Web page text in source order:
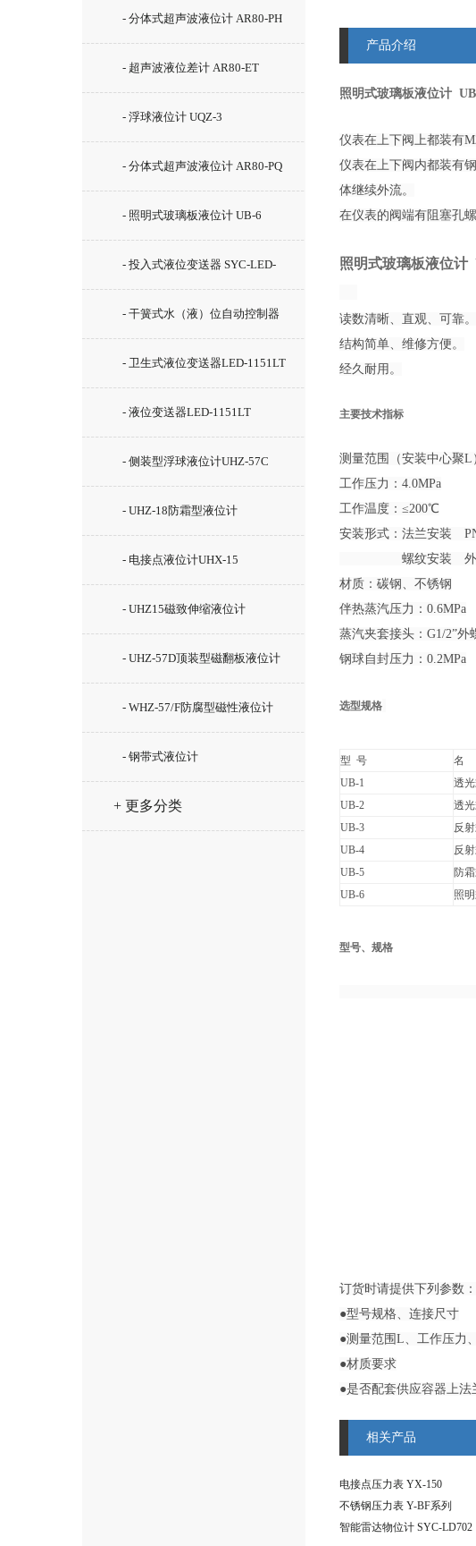
- 分体式超声波液位计 AR80-PH
- 超声波液位差计 AR80-ET
- 浮球液位计 UQZ-3
- 分体式超声波液位计 AR80-PQ
- 照明式玻璃板液位计 UB-6
- 投入式液位变送器 SYC-LED-
2000
- 干簧式水（液）位自动控制器
GSK-2C
- 卫生式液位变送器LED-1151LT
- 液位变送器LED-1151LT
- 侧装型浮球液位计UHZ-57C
- UHZ-18防霜型液位计
- 电接点液位计UHX-15
- UHZ15磁致伸缩液位计
- UHZ-57D顶装型磁翻板液位计
- WHZ-57/F防腐型磁性液位计
- 钢带式液位计
+ 更多分类
产品介绍
照明式玻璃板液位计
仪表在上下阀上都装有
仪表在上下阀内都装有
体继续外流。
在仪表的阀端有阻塞孔
照明式玻璃板液位计
读数清晰、直观、可靠。
结构简单、维修方便。
经久耐用。
主要技术指标
测量范围（安装中心聚L
工作压力：4.0MPa
工作温度：≤200℃
安装形式：法兰安装
螺纹安装 外螺纹
材质：碳钢、不锈钢
伴热蒸汽压力：0.6MPa
蒸汽夹套接头：G1/2”外
钢球自封压力：0.2MPa
选型规格
型 号 名
UB-1
透
UB-2
透
UB-3
反
UB-4
反
UB-5
防
UB-6
照
型号、规格
订货时请提供下列参数：
●型号规格、连接尺寸
●测量范围L、工作压力
●材质要求
●是否配套供应容器上
相关产品
电接点压力表 YX-150
不锈钢压力表 Y-BF系列
智能雷达物位计 SYC-LD702